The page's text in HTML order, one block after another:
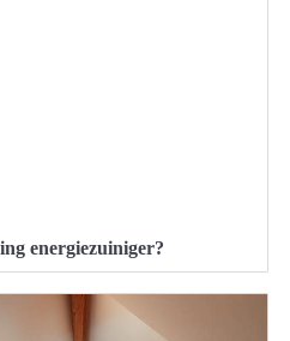
energiezuiniger?